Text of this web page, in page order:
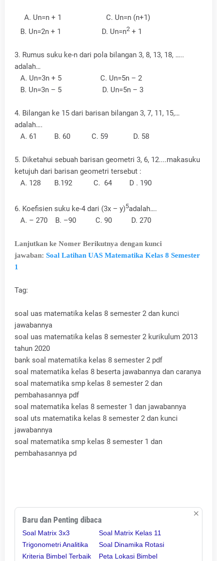
A. Un=n + 1 C. Un=n (n+1)
B. Un=2n + 1 D. Un=n2 + 1
3. Rumus suku ke-n dari pola bilangan 3, 8, 13, 18, …..
adalah…
A. Un=3n + 5 C. Un=5n – 2
B. Un=3n – 5 D. Un=5n – 3
4. Bilangan ke 15 dari barisan bilangan 3, 7, 11, 15,…
adalah….
A. 61 B. 60 C. 59 D. 58
5. Diketahui sebuah barisan geometri 3, 6, 12....makasuku
ketujuh dari barisan geometri tersebut :
A. 128 B.192 C. 64 D . 190
6. Koefisien suku ke-4 dari (3x – y)5adalah….
A. – 270 B. –90 C. 90 D. 270
Lanjutkan ke Nomer Berikutnya dengan kunci
jawaban: Soal Latihan UAS Matematika Kelas 8 Semester
1
Tag:
soal uas matematika kelas 8 semester 2 dan kunci
jawabannya
soal uas matematika kelas 8 semester 2 kurikulum 2013
tahun 2020
bank soal matematika kelas 8 semester 2 pdf
soal matematika kelas 8 beserta jawabannya dan caranya
soal matematika smp kelas 8 semester 2 dan
pembahasannya pdf
soal matematika kelas 8 semester 1 dan jawabannya
soal uts matematika kelas 8 semester 2 dan kunci
jawabannya
soal matematika smp kelas 8 semester 1 dan
pembahasannya pd
Baru dan Penting dibaca
Soal Matrix 3x3
Trigonometri Analitika
Kriteria Bimbel Terbaik
Soal Matrix Kelas 11
Soal Dinamika Rotasi
Peta Lokasi Bimbel